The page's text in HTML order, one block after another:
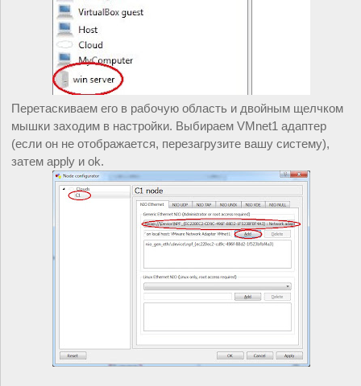
Перетаскиваем его в рабочую область и двойным щелчком
мышки заходим в настройки. Выбираем VMnet1 адаптер
(если он не отображается, перезагрузите вашу систему),
затем apply и ok.